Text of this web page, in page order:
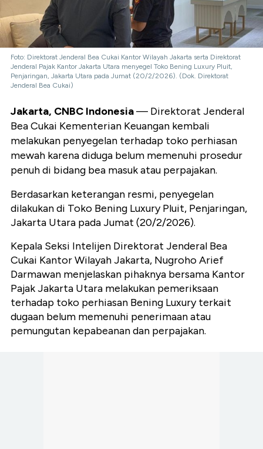
Foto: Direktorat Jenderal Bea Cukai Kantor Wilayah Jakarta serta Direktorat
Jenderal Pajak Kantor Jakarta Utara menyegel Toko Bening Luxury Pluit,
Penjaringan, Jakarta Utara pada Jumat (20/2/2026). (Dok. Direktorat
Jenderal Bea Cukai)
Jakarta, CNBC Indonesia— Direktorat Jenderal
Bea Cukai Kementerian Keuangan kembali
melakukan penyegelan terhadap toko perhiasan
mewah karena diduga belum memenuhi prosedur
penuh di bidang bea masuk atau perpajakan.
Berdasarkan keterangan resmi, penyegelan
dilakukan di Toko Bening Luxury Pluit, Penjaringan,
Jakarta Utara pada Jumat (20/2/2026).
Kepala Seksi Intelijen Direktorat Jenderal Bea
Cukai Kantor Wilayah Jakarta, Nugroho Arief
Darmawan menjelaskan pihaknya bersama Kantor
Pajak Jakarta Utara melakukan pemeriksaan
terhadap toko perhiasan Bening Luxury terkait
dugaan belum memenuhi penerimaan atau
pemungutan kepabeanan dan perpajakan.